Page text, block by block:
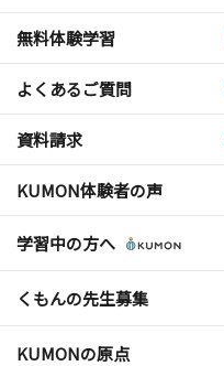
無料体験学習
よくあるご質問
資料請求
KUMON体験者の声
学習中の方へ
くもんの先生募集
KUMONの原点